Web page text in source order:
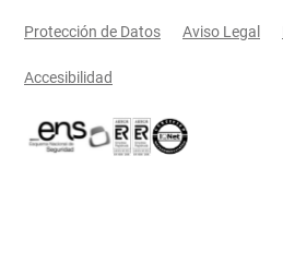
Menú legal
Protección de Datos Aviso Legal
Accesibilidad